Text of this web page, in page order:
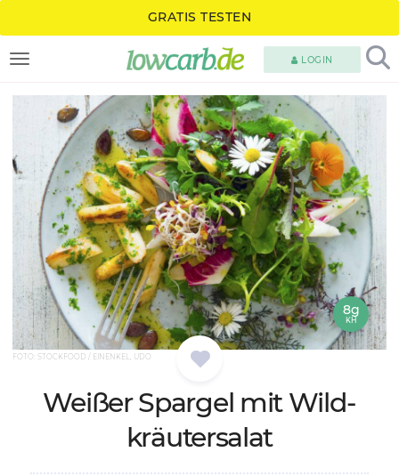
GRATIS TESTEN
TOGGLE NAVIGATION LOGIN
FOTO: STOCKFOOD / EINENKEL, UDO
8g
KH
Wei­ßer Spar­gel mit Wild­
kräu­ter­sa­lat